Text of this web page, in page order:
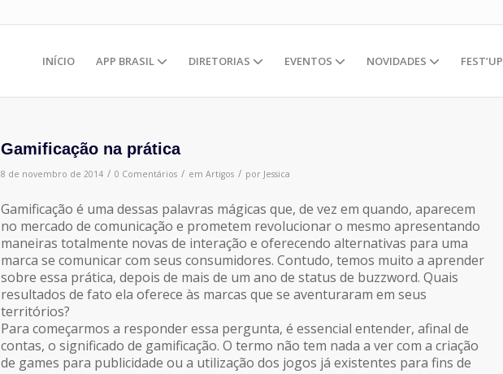
INÍCIO APP BRASIL DIRETORIAS EVENTOS NOVIDADES FEST’UP
Gamificação na prática
8 de novembro de 2014 / 0 Comentários / em Artigos / por Jessica
Gamificação é uma dessas palavras mágicas que, de vez em quando, aparecem
no mercado de comunicação e prometem revolucionar o mesmo apresentando
maneiras totalmente novas de interação e oferecendo alternativas para uma
marca se comunicar com seus consumidores. Contudo, temos muito a aprender
sobre essa prática, depois de mais de um ano de status de buzzword. Quais
resultados de fato ela oferece às marcas que se aventuraram em seus
territórios?
Para começarmos a responder essa pergunta, é essencial entender, afinal de
contas, o significado de gamificação. O termo não tem nada a ver com a criação
de games para publicidade ou a utilização dos jogos já existentes para fins de